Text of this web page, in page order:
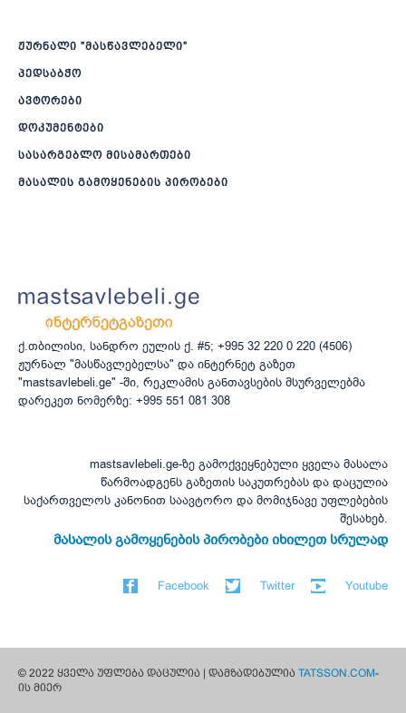
ჟურნალი ”მასწავლებელი”
პედსაბჭო
ავტორები
დოკუმენტები
სასარგებლო მისამართები
მასალის გამოყენების პირობები
ქ.თბილისი, სანდრო ეულის ქ. #5; +995 32 220 0 220 (4506)
ჟურნალ "მასწავლებელსა" და ინტერნეტ გაზეთ
"mastsavlebeli.ge" -ში, რეკლამის განთავსების მსურველებმა
დარეკეთ ნომერზე: +995 551 081 308
mastsavlebeli.ge-ზე გამოქვეყნებული ყველა მასალა
წარმოადგენს გაზეთის საკუთრებას და დაცულია
საქართველოს კანონით საავტორო და მომიჯნავე უფლებების
შესახებ.
მასალის გამოყენების პირობები იხილეთ სრულად
Facebook Twitter Youtube
© 2022 ყველა უფლება დაცულია | დამზადებულია TATSSON.COM-
ის მიერ